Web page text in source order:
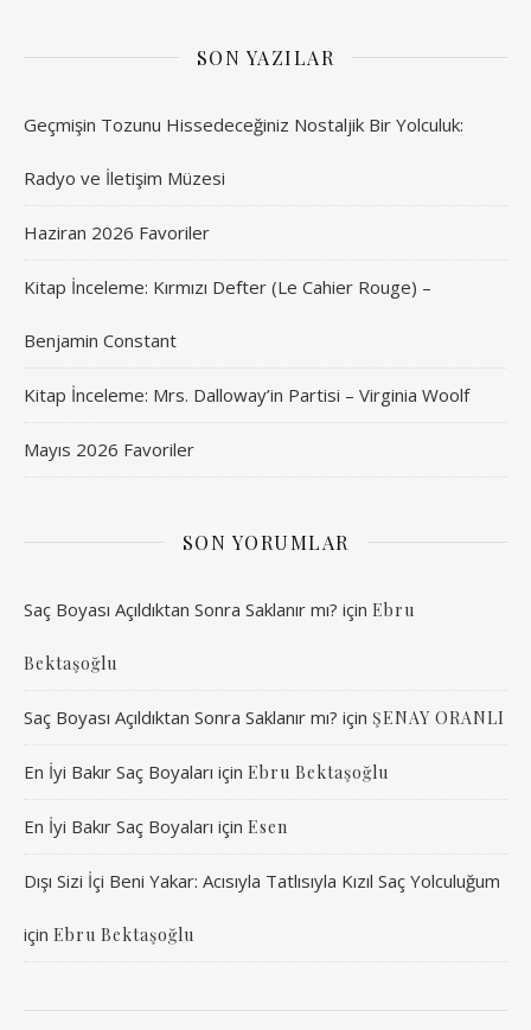
SON YAZILAR
Geçmişin Tozunu Hissedeceğiniz Nostaljik Bir Yolculuk:
Radyo ve İletişim Müzesi
Haziran 2026 Favoriler
Kitap İnceleme: Kırmızı Defter (Le Cahier Rouge) –
Benjamin Constant
Kitap İnceleme: Mrs. Dalloway’in Partisi – Virginia Woolf
Mayıs 2026 Favoriler
SON YORUMLAR
Saç Boyası Açıldıktan Sonra Saklanır mı? için Ebru
Bektaşoğlu
Saç Boyası Açıldıktan Sonra Saklanır mı? için ŞENAY ORANLI
En İyi Bakır Saç Boyaları için Ebru Bektaşoğlu
En İyi Bakır Saç Boyaları için Esen
Dışı Sizi İçi Beni Yakar: Acısıyla Tatlısıyla Kızıl Saç Yolculuğum
için Ebru Bektaşoğlu